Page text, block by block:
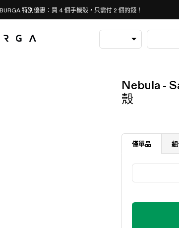
BURGA 特別優惠：買 4 個手機殼，只需付 2 個的錢！
Nebula -
殼
僅單品 組